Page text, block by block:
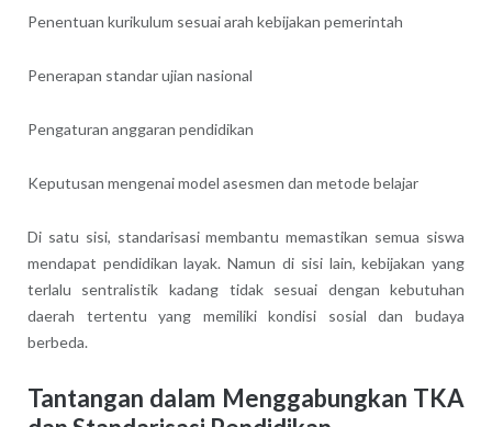
Penentuan kurikulum sesuai arah kebijakan pemerintah
Penerapan standar ujian nasional
Pengaturan anggaran pendidikan
Keputusan mengenai model asesmen dan metode belajar
Di satu sisi, standarisasi membantu memastikan semua siswa
mendapat pendidikan layak. Namun di sisi lain, kebijakan yang
terlalu sentralistik kadang tidak sesuai dengan kebutuhan
daerah tertentu yang memiliki kondisi sosial dan budaya
berbeda.
Tantangan dalam Menggabungkan TKA